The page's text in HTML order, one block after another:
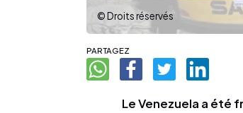
© Droits réservés
PARTAGEZ
Le Venezuela a été